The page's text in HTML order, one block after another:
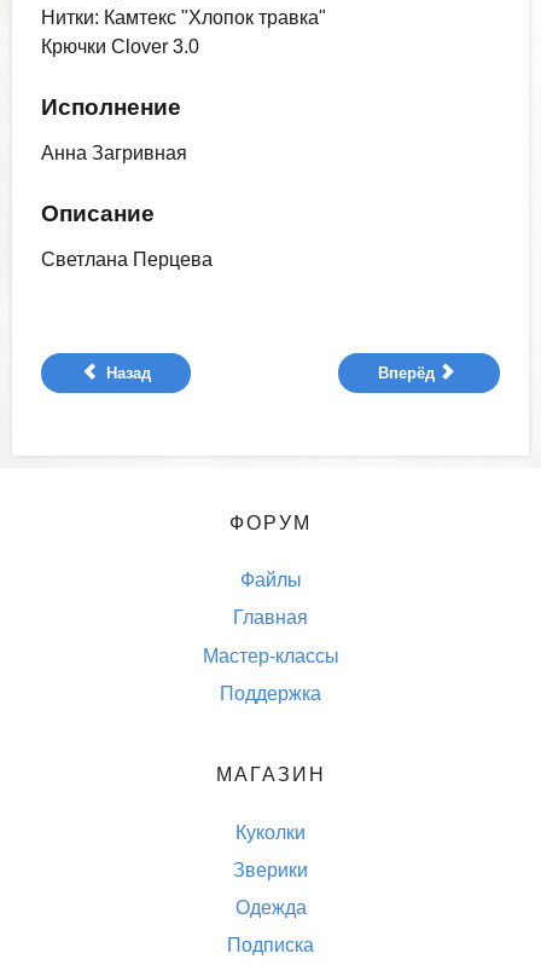
Нитки: Камтекс "Хлопок травка"
Крючки Clover 3.0
Исполнение
Анна Загривная
Описание
Светлана Перцева
Назад Вперёд
ФОРУМ
Файлы
Главная
Мастер-классы
Поддержка
МАГАЗИН
Куколки
Зверики
Одежда
Подписка